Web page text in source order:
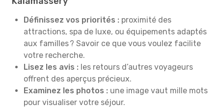
Définissez vos priorités : proximité des
attractions, spa de luxe, ou équipements adaptés
aux familles ? Savoir ce que vous voulez facilite
votre recherche.
Lisez les avis : les retours d’autres voyageurs
offrent des aperçus précieux.
Examinez les photos : une image vaut mille mots
pour visualiser votre séjour.